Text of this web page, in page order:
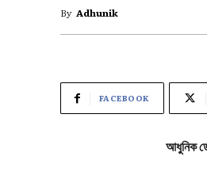
By Adhunik
FACEBOOK
আধুনিক